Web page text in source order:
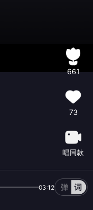
661
73
唱同款
03:12